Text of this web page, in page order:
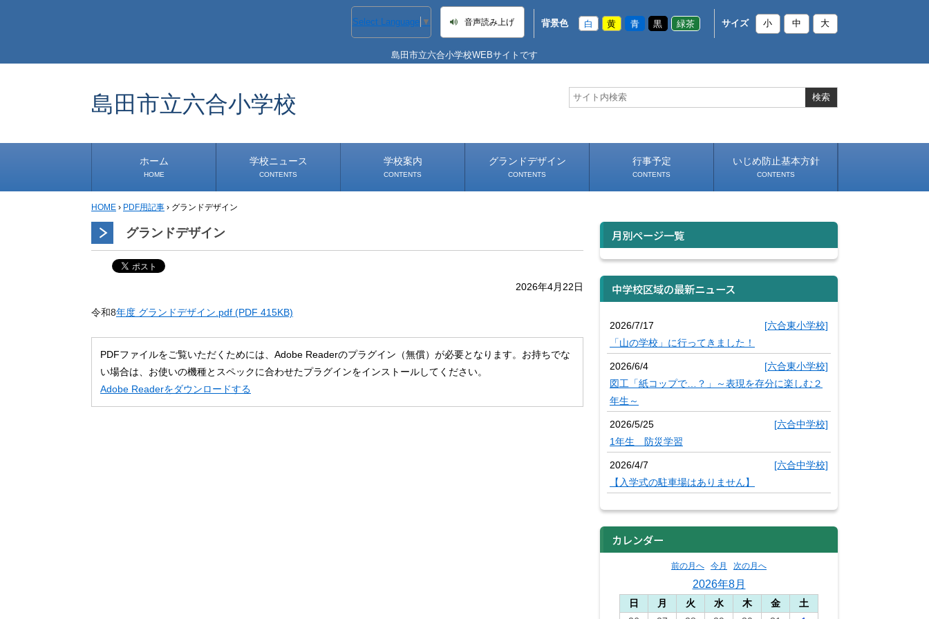
Select Language ▼ 音声読み上げ 背景色 白 黄 青 黒 緑茶 サイズ 小 中 大
島田市立六合小学校WEBサイトです
島田市立六合小学校
ホーム
HOME
学校ニュース
CONTENTS
学校から
安心・安全
1年生
2年生
3年生
4年生
5年生
6年生
事務・保健室から
児童会・部活から
研修
小中連携事業
道徳教育推進事業
学校案内
CONTENTS
グランドデザイン
CONTENTS
行事予定
CONTENTS
いじめ防止基本方針
CONTENTS
HOME › PDF用記事 › グランドデザイン
グランドデザイン
2026年4月22日
令和8年度 グランドデザイン.pdf (PDF 415KB)
PDFファイルをご覧いただくためには、Adobe Readerのプラグイン（無償）が必要となります。お持ちでな
い場合は、お使いの機種とスペックに合わせたプラグインをインストールしてください。
Adobe Readerをダウンロードする
月別ページ一覧
中学校区域の最新ニュース
2026/7/17
[六合東小学校]
「山の学校」に行ってきました！
2026/6/4
[六合東小学校]
図工「紙コップで…？」～表現を存分に楽しむ２
年生～
2026/5/25
[六合中学校]
1年生 防災学習
2026/4/7
[六合中学校]
【入学式の駐車場はありません】
カレンダー
前の月へ 今月 次の月へ
2026年8月
日 月 火 水 木 金
土